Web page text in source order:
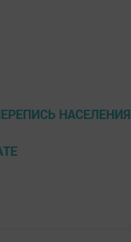
НАСЕЛЕНИЯ